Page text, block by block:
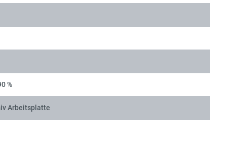
%
Arbeitsplatte